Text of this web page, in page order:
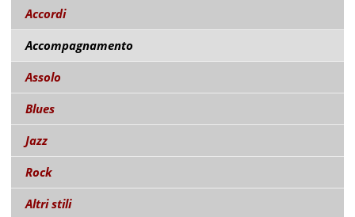
Accordi
Accompagnamento
Assolo
Blues
Jazz
Rock
Altri stili